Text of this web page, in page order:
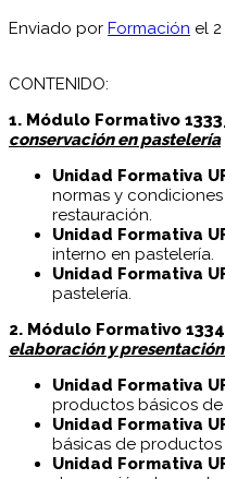
Enviado por Formación el
CONTENIDO:
1. Módulo Formativo
conservación en pastelería
Unidad Formativa
normas y
restauración.
Unidad Formativa
interno en pastelería.
Unidad Formativa
pastelería.
2. Módulo Formativo
elaboración y
Unidad Formativa
productos básicos de
Unidad Formativa
básicas de productos
Unidad Formativa